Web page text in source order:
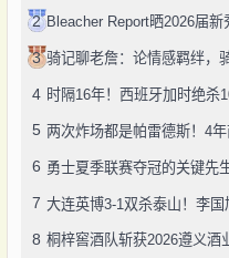
2
3 骑记聊老詹：论情感羁绊，
4 时隔16年！西班牙加时绝杀
5
6
7
8